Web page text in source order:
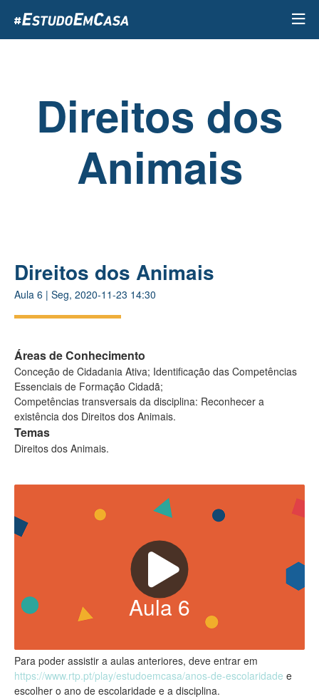
para
o
Direitos dos
Animais
Direitos dos Animais
Aula 6 | Seg, 2020-11-23 14:30
Áreas de Conhecimento
Conceção de Cidadania Ativa; Identificação das Competências
Essenciais de Formação Cidadã;
Competências transversais da disciplina: Reconhecer a
existência dos Direitos dos Animais.
Temas
Direitos dos Animais.
Aula 6
Para poder assistir a aulas anteriores, deve entrar em
https://www.rtp.pt/play/estudoemcasa/anos-de-escolaridade e
escolher o ano de escolaridade e a disciplina.